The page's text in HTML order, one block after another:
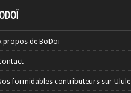
propos de BoDoï
formidables contributeurs sur Ulule